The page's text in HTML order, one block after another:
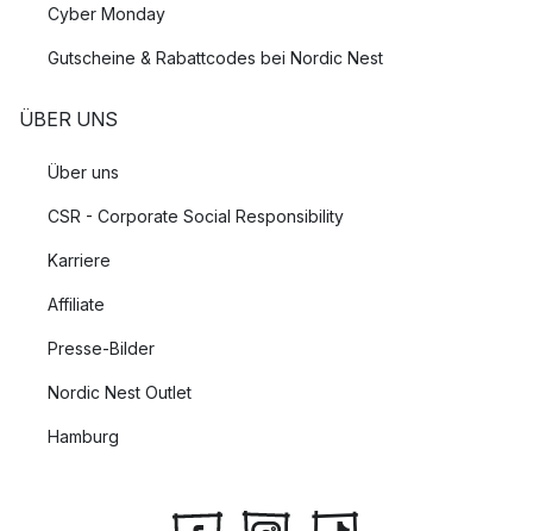
Cyber Monday
Gutscheine & Rabattcodes bei Nordic Nest
ÜBER UNS
Über uns
CSR - Corporate Social Responsibility
Karriere
Affiliate
Presse-Bilder
Nordic Nest Outlet
Hamburg